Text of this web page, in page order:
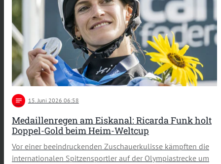
notes 15. Juni 2026 06:58
Medaillenregen am Eiskanal: Ricarda Funk holt
Doppel-Gold beim Heim-Weltcup
Vor einer beeindruckenden Zuschauerkulisse kämpften die
internationalen Spitzensportler auf der Olympiastrecke um